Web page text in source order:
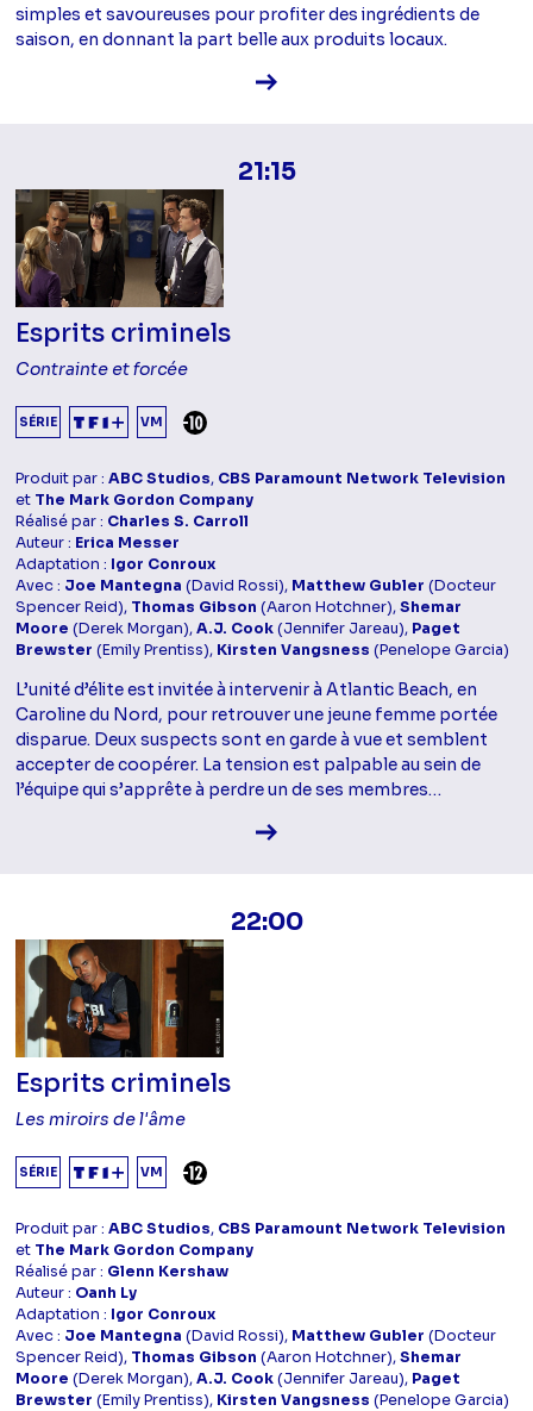
simples et savoureuses pour profiter des ingrédients de
saison, en donnant la part belle aux produits locaux.
Voir la fiche diffusion
21:15
Esprits criminels
Contrainte et forcée
SÉRIE VM
Produit par :ABC Studios, CBS Paramount Network Television
et The Mark Gordon Company
Réalisé par : Charles S. Carroll
Auteur : Erica Messer
Adaptation : Igor Conroux
Avec : Joe Mantegna (David Rossi), Matthew Gubler (Docteur
Spencer Reid), Thomas Gibson (Aaron Hotchner),Shemar
Moore (Derek Morgan),A.J. Cook(Jennifer Jareau), Paget
Brewster (Emily Prentiss), Kirsten Vangsness (Penelope Garcia)
L’unité d’élite est invitée à intervenir à Atlantic Beach, en
Caroline du Nord, pour retrouver une jeune femme portée
disparue. Deux suspects sont en garde à vue et semblent
accepter de coopérer. La tension est palpable au sein de
l’équipe qui s’apprête à perdre un de ses membres…
Voir la fiche diffusion
22:00
Esprits criminels
Les miroirs de l'âme
SÉRIE VM
Produit par :ABC Studios, CBS Paramount Network Television
et The Mark Gordon Company
Réalisé par : Glenn Kershaw
Auteur : Oanh Ly
Adaptation : Igor Conroux
Avec : Joe Mantegna (David Rossi), Matthew Gubler (Docteur
Spencer Reid), Thomas Gibson (Aaron Hotchner),Shemar
Moore (Derek Morgan),A.J. Cook(Jennifer Jareau), Paget
Brewster (Emily Prentiss), Kirsten Vangsness (Penelope Garcia)